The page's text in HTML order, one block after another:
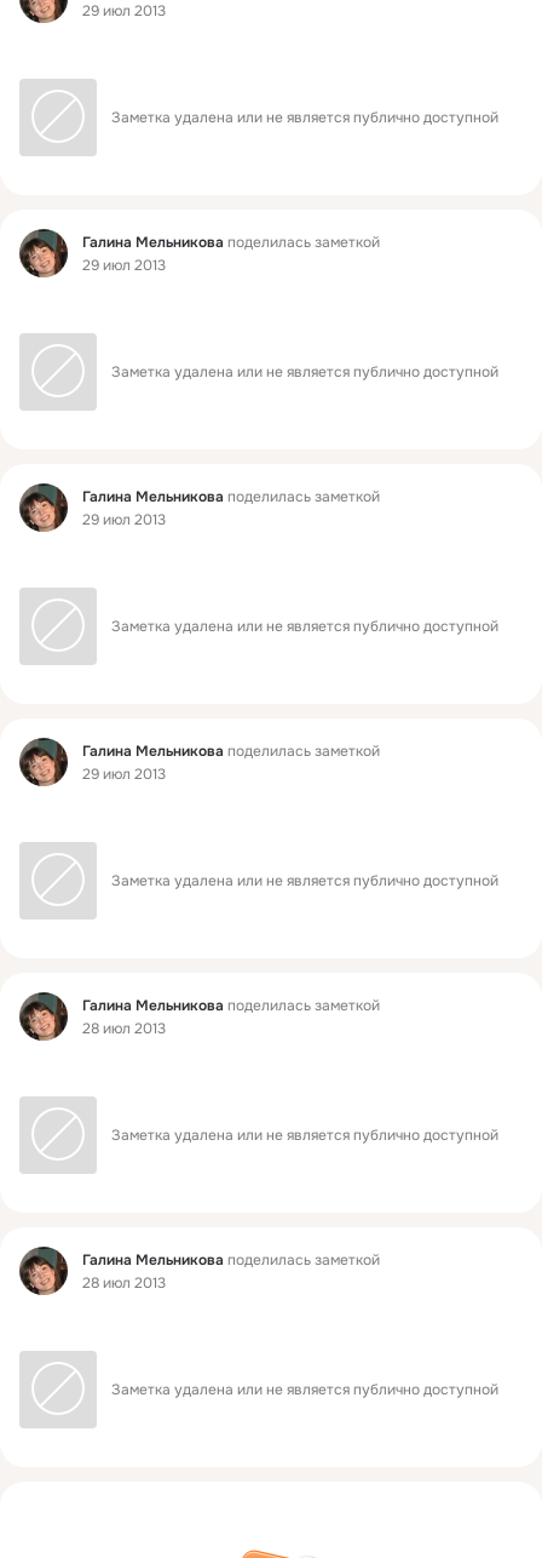
29 июл 2013
Заметка удалена или не является публично доступной
Фид Галина Мельникова поделилась заметкой
29 июл 2013
Заметка удалена или не является публично доступной
Фид Галина Мельникова поделилась заметкой
29 июл 2013
Заметка удалена или не является публично доступной
Фид Галина Мельникова поделилась заметкой
29 июл 2013
Заметка удалена или не является публично доступной
Фид Галина Мельникова поделилась заметкой
28 июл 2013
Заметка удалена или не является публично доступной
Фид Галина Мельникова поделилась заметкой
28 июл 2013
Заметка удалена или не является публично доступной